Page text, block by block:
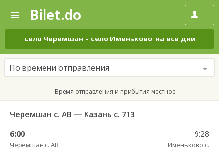
—
Поиск
и
покупка
билетов
на
автобус
онлайн
Bilet.do
село Черемшан – село Именьково на все дни
По времени отправления
Время отправления и прибытия местное
Черемшан с. АВ — Казань с. 713
6:00
Черемшан с. АВ
9:28
Именьково с.